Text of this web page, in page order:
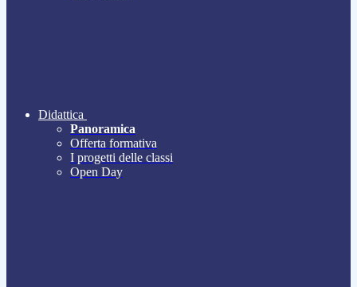
Didattica
Panoramica
Offerta formativa
I progetti delle classi
Open Day